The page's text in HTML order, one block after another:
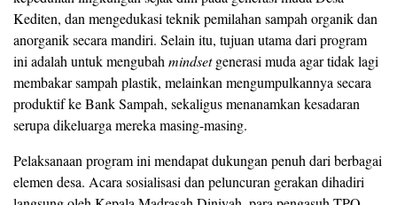
Kediten, dan mengedukasi teknik pemilahan sampah organik dan
anorganik secara mandiri. Selain itu, tujuan utama dari program
ini adalah untuk mengubah mindsetgenerasi muda agar tidak lagi
membakar sampah plastik, melainkan mengumpulkannya secara
produktif ke Bank Sampah, sekaligus menanamkan kesadaran
serupa dikeluarga mereka masing-masing.
Pelaksanaan program ini mendapat dukungan penuh dari berbagai
elemen desa. Acara sosialisasi dan peluncuran gerakan dihadiri